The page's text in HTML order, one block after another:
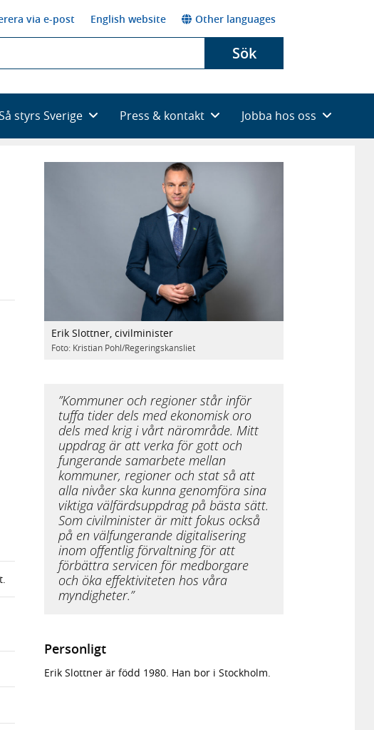
via e-post English website Other languages
Sök
styrs Sverige Press & kontakt Jobba hos oss
Erik Slottner, civilminister
Foto: Kristian Pohl/Regeringskansliet
”Kommuner och regioner står inför
tuffa tider dels med ekonomisk oro
dels med krig i vårt närområde. Mitt
uppdrag är att verka för gott och
fungerande samarbete mellan
kommuner, regioner och stat så att
alla nivåer ska kunna genomföra sina
viktiga välfärdsuppdrag på bästa sätt.
Som civilminister är mitt fokus också
på en välfungerande digitalisering
inom offentlig förvaltning för att
förbättra servicen för medborgare
och öka effektiviteten hos våra
myndigheter.”
Personligt
Erik Slottner är född 1980. Han bor i Stockholm.